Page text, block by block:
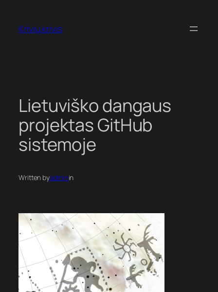
turinioKrivių krivis
Lietuviško dangaus
projektas GitHub
sistemoje
Written byadminin